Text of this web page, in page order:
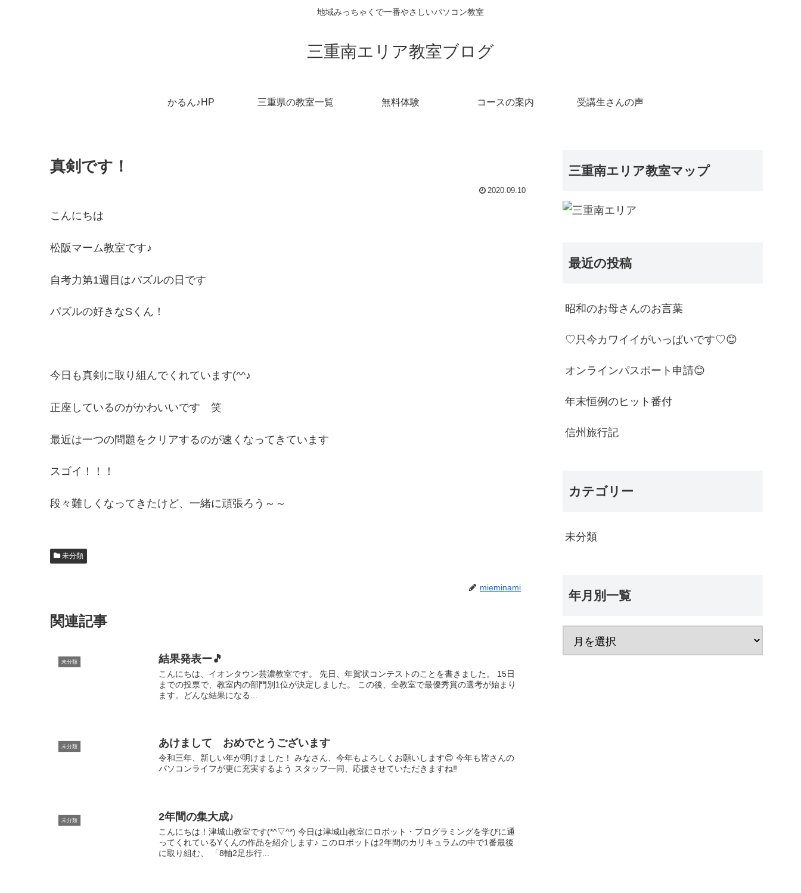
地域みっちゃくで一番やさしいパソコン教室
三重南エリア教室ブログ
かるん♪HP 三重県の教室一覧 無料体験 コースの案内 受講生さんの声
真剣です！
2020.09.10
こんにちは
松阪マーム教室です♪
自考力第1週目はパズルの日です
パズルの好きなSくん！
今日も真剣に取り組んでくれています(^^♪
正座しているのがかわいいです 笑
最近は一つの問題をクリアするのが速くなってきています
スゴイ！！！
段々難しくなってきたけど、一緒に頑張ろう～～
未分類
mieminami
関連記事
未分類 結果発表ー🎵
こんにちは、イオンタウン芸濃教室です。 先日、年賀状コンテストのことを書きました。 15日
までの投票で、教室内の部門別1位が決定しました。 この後、全教室で最優秀賞の選考が始まり
ます。どんな結果になる...
未分類 あけまして おめでとうございます
令和三年、新しい年が明けました！ みなさん、今年もよろしくお願いします😊 今年も皆さんの
パソコンライフが更に充実するよう スタッフ一同、応援させていただきますね‼️
未分類 2年間の集大成♪
こんにちは！津城山教室です(*^▽^*) 今日は津城山教室にロボット・プログラミングを学びに通
ってくれているYくんの作品を紹介します♪ このロボットは2年間のカリキュラムの中で1番最後
に取り組む、 「8軸2足歩行...
三重南エリア教室マップ
最近の投稿
昭和のお母さんのお言葉
♡只今カワイイがいっぱいです♡😊
オンラインパスポート申請😊
年末恒例のヒット番付
信州旅行記
カテゴリー
未分類
年月別一覧